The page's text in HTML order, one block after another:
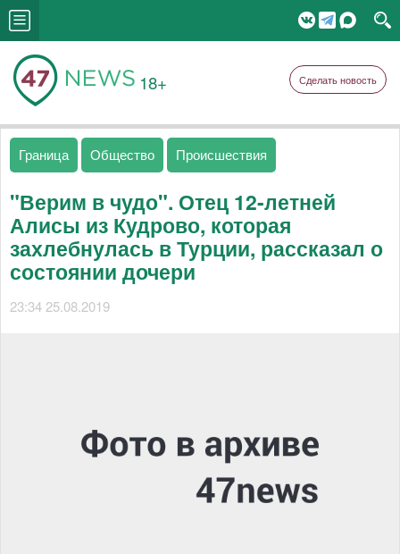
18+ Сделать новость
Граница Общество Происшествия
"Верим в чудо". Отец 12-летней
Алисы из Кудрово, которая
захлебнулась в Турции, рассказал о
состоянии дочери
23:34 25.08.2019